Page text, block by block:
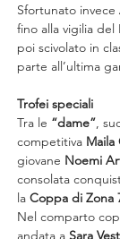
Sfortunato invece
fino alla vigilia del
poi scivolato in
parte all’ultima
Trofei speciali
Tra le “dame”,
competitiva Maila
giovane Noemi
consolata
la Coppa di Zona
Nel comparto
andata a Sara